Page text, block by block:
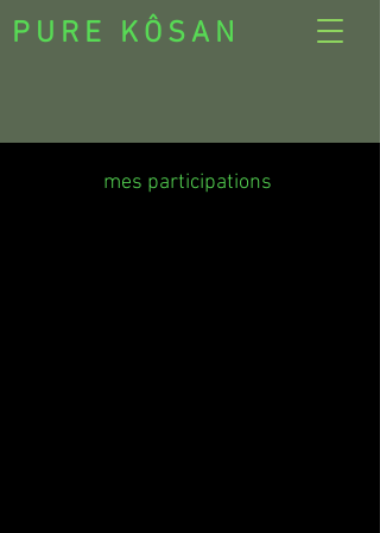
PURE KÔSAN
mes participations